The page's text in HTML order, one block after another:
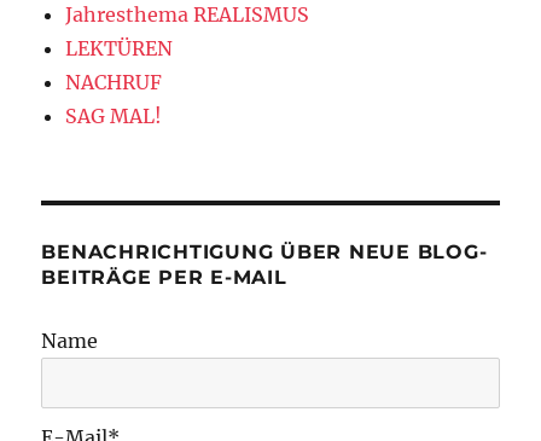
Jahresthema REALISMUS
LEKTÜREN
NACHRUF
SAG MAL!
BENACHRICHTIGUNG ÜBER NEUE BLOG-
BEITRÄGE PER E-MAIL
Name